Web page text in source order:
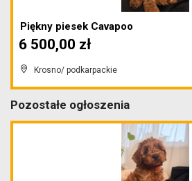
Piękny piesek Cavapoo
Krosno/ podkarpackie
6 500,00 zł
Pozostałe ogłoszenia